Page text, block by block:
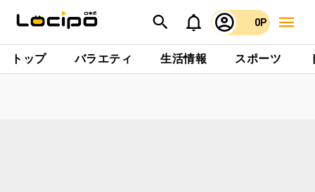
0P
トップ バラエティ 生活情報 スポーツ